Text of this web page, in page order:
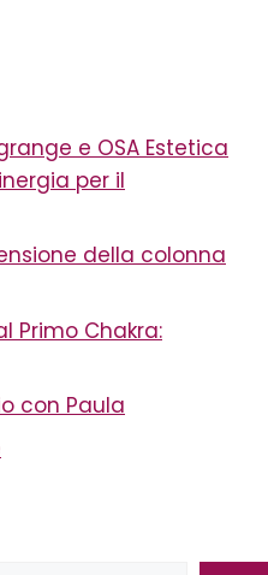
e OSA Estetica
per il
della colonna
Primo Chakra:
con Paula